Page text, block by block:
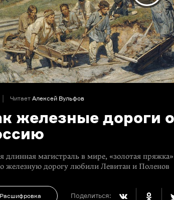
Читает Алексей Вульфов
железные дороги
длинная магистраль в мире, «золотая
железную дорогу любили Левитан и Поленов
Расшифровка Поделиться: